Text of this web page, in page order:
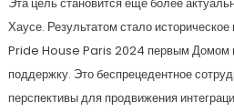
Хаусе. Результатом стало
Pride House Paris 2024 первым Домом
поддержку. Это беспрецедентное
перспективы для продвижения